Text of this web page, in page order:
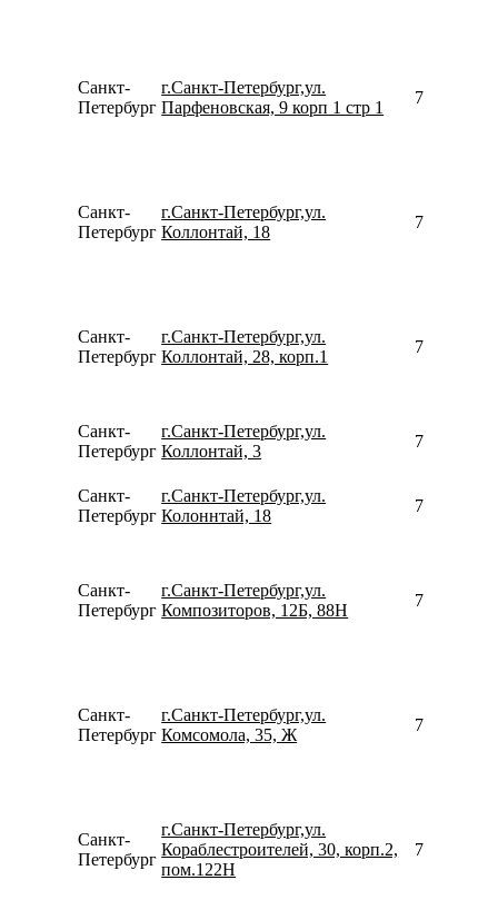
Санкт-
Петербург
г.Санкт-Петербург,ул.
Парфеновская, 9 корп 1 стр 1
Санкт-
Петербург
г.Санкт-Петербург,ул.
Коллонтай, 18
Санкт-
Петербург
г.Санкт-Петербург,ул.
Коллонтай, 28, корп.1
Санкт-
Петербург
г.Санкт-Петербург,ул.
Коллонтай, 3
Санкт-
Петербург
г.Санкт-Петербург,ул.
Колоннтай, 18
Санкт-
Петербург
г.Санкт-Петербург,ул.
Композиторов, 12Б, 88Н
Санкт-
Петербург
г.Санкт-Петербург,ул.
Комсомола, 35, Ж
Санкт-
Петербург
г.Санкт-Петербург,ул.
Кораблестроителей, 30, корп.2,
пом.122Н